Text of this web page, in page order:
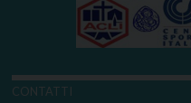
CONTATTI